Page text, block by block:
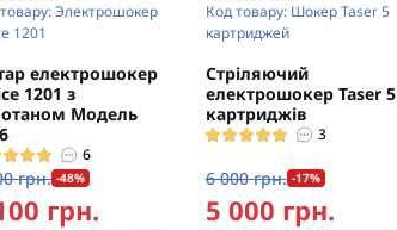
Электрошокер
1201
електрошокер
1201 з
Модель
6
грн. -48%
грн.
Код товару: Шокер Taser 5
картриджей
Стріляючий
електрошокер Taser 5
картриджів
3
6 000 грн. -17%
5 000 грн.